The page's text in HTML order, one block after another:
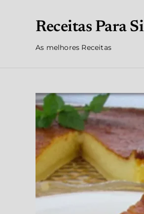
Receitas Para Si
As melhores Receitas